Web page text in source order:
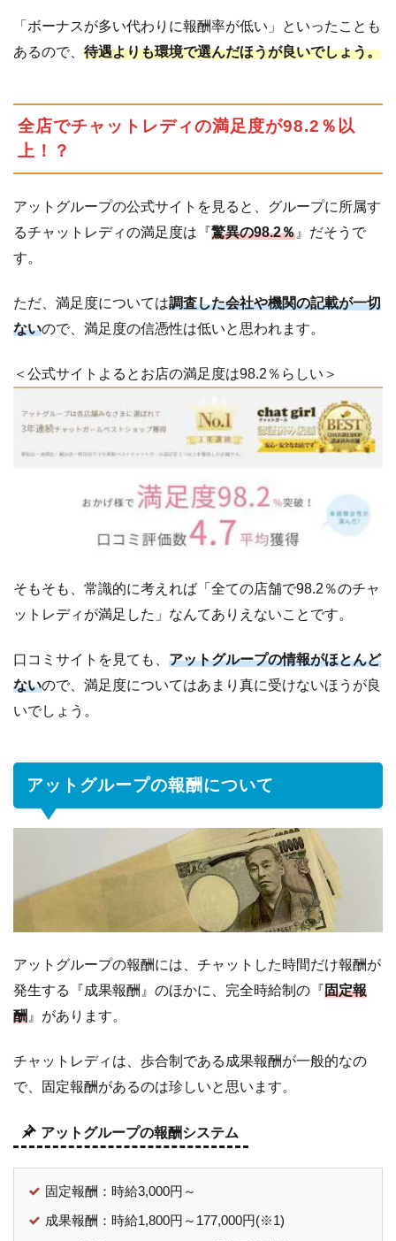
い
コ
ッ
グ
ー
プ
ミ
自
が
少
い
5.4 悪い
ミは
除し
え
る」
う脅
来る
グ
ル
の
と
め
「ボーナスが多い代わりに報酬率が低い」といったことも
あるので、 待遇よりも環境で選んだほうが良いでしょう。
全店でチャットレディの満足度が98.2％以
上！？
アットグループの公式サイトを見ると、グループに所属す
るチャットレディの満足度は『驚異の98.2％ 』だそうで
す。
ただ、満足度については調査した会社や機関の記載が一切
ないので、満足度の信憑性は低いと思われます。
＜公式サイトよるとお店の満足度は98.2％らしい＞
そもそも、常識的に考えれば「全ての店舗で98.2％のチャ
ットレディが満足した」なんてありえないことです。
口コミサイトを見ても、 アットグループの情報がほとんど
ないので、満足度についてはあまり真に受けないほうが良
いでしょう。
アットグループの報酬について
アットグループの報酬には、チャットした時間だけ報酬が
発生する『成果報酬』のほかに、完全時給制の『固定報
酬 』があります。
チャットレディは、歩合制である成果報酬が一般的なの
で、固定報酬があるのは珍しいと思います。
アットグループの報酬システム
固定報酬：時給3,000円～
成果報酬：時給1,800円～177,000円(※1)